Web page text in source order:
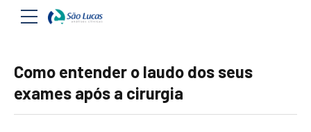
Como entender o laudo dos seus
exames após a cirurgia